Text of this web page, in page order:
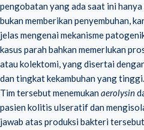
pengobatan yang ada saat ini
bukan memberikan penyembuhan,
jelas mengenai mekanisme
kasus parah bahkan memerlukan
atau kolektomi, yang disertai
dan tingkat kekambuhan yang tinggi.
Tim tersebut menemukanaerolysin
pasien kolitis ulseratif dan
jawab atas produksi bakteri